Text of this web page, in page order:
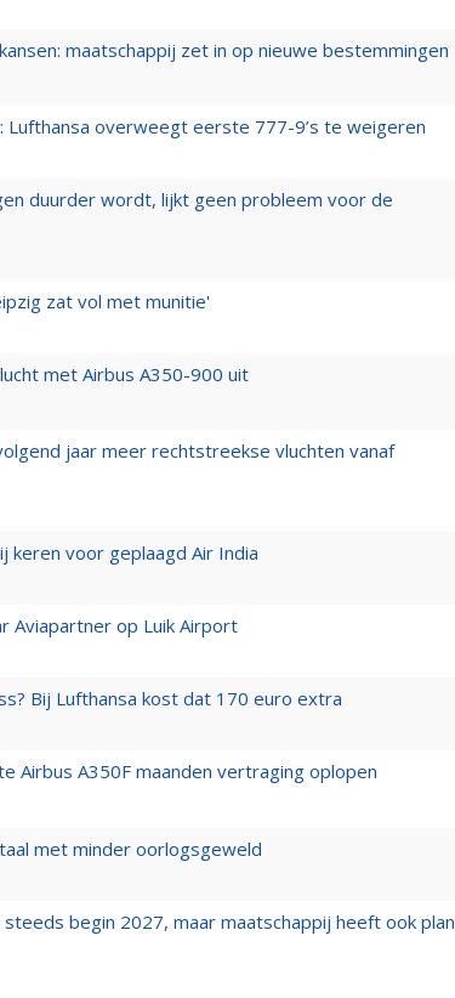
maatschappij zet in op nieuwe bestemmingen
Lufthansa overweegt eerste 777-9’s te weigeren
duurder wordt, lijkt geen probleem voor de
zat vol met munitie'
met Airbus A350-900 uit
jaar meer rechtstreekse vluchten vanaf
keren voor geplaagd Air India
Aviapartner op Luik Airport
Bij Lufthansa kost dat 170 euro extra
Airbus A350F maanden vertraging oplopen
met minder oorlogsgeweld
begin 2027, maar maatschappij heeft ook plan